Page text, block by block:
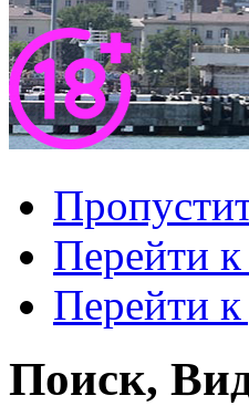
Перейти
Перейти
Поиск,